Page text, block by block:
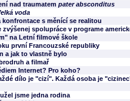
nad traumatem pater absconditus
voda
s měnící se realitou
zvýšenej spolupráce v programe
na Letní filmové škole
první Francouzské republiky
a jak to vlastně bylo
a filmař
Internet? Pro koho?
dílo je "cizí". Každá osoba je
jsme jedna rodina